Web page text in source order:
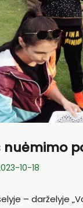
nuėmimo
10-18
– darželyje